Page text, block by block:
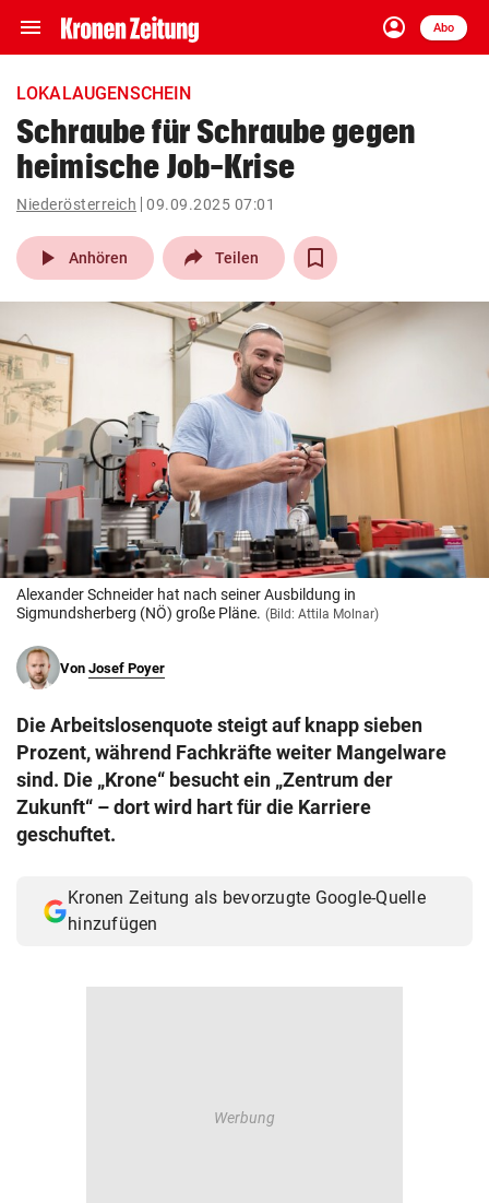
menu Navigation
ein-/ausklappen
account_circle
Anmelden
Abo
close Schließen
account_circle Anmelden
pin_drop
Wien arrow_right
bookmark
search
Suchbegriff
eingeben
© Krone Multimedia GmbH & Co KG 2026
Muthgasse 2, 1190 Wien
LOKALAUGENSCHEIN
Schraube für Schraube gegen
heimische Job-Krise
Niederösterreich 09.09.2025 07:01
play_arrow Anhören Teilen
Alexander Schneider hat nach seiner Ausbildung in
Sigmundsherberg (NÖ) große Pläne. (Bild: Attila Molnar)
Von Josef Poyer
Die Arbeitslosenquote steigt auf knapp sieben
Prozent, während Fachkräfte weiter Mangelware
sind. Die „Krone“ besucht ein „Zentrum der
Zukunft“ – dort wird hart für die Karriere
geschuftet.
Kronen Zeitung als bevorzugte Google-Quelle
hinzufügen